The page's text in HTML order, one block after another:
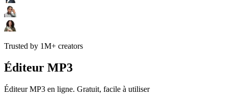
Trusted by 1M+ creators
Éditeur MP3
Éditeur MP3 en ligne. Gratuit, facile à utiliser